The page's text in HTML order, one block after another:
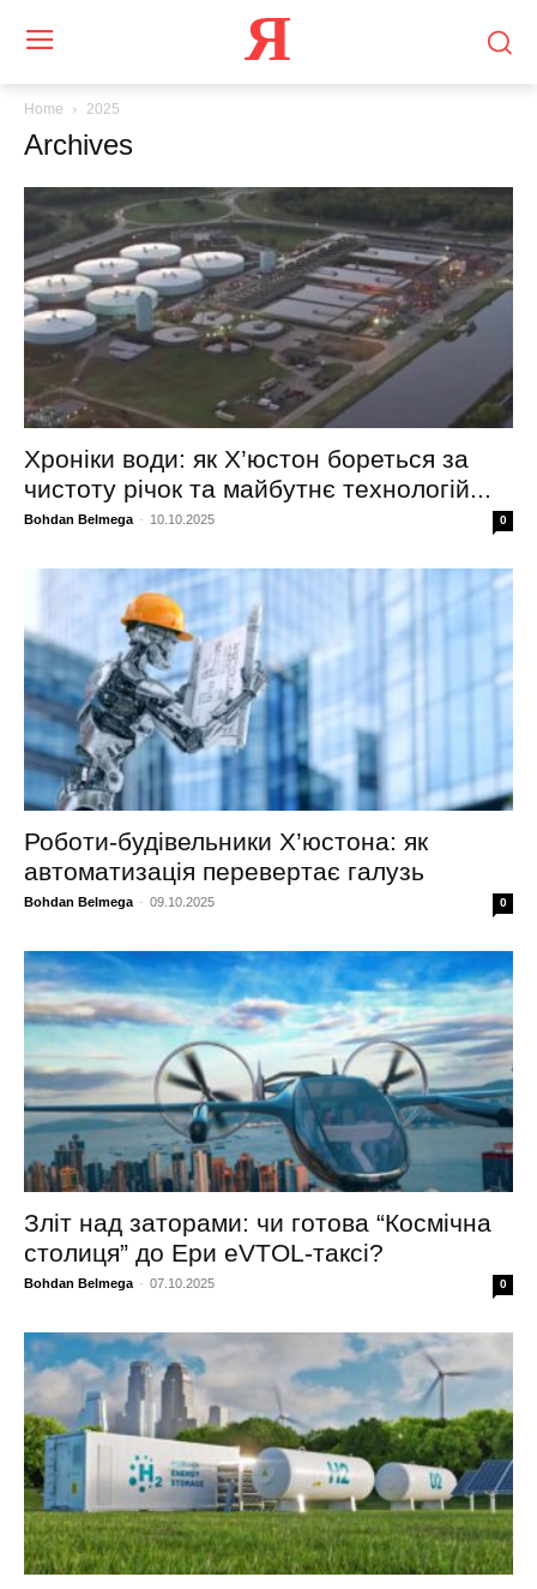
Я
Home 2025
Archives
Хроніки води: як Х’юстон бореться за
чистоту річок та майбутнє технологій...
Bohdan Belmega - 10.10.2025 0
Роботи-будівельники Х’юстона: як
автоматизація перевертає галузь
Bohdan Belmega - 09.10.2025 0
Зліт над заторами: чи готова “Космічна
столиця” до Ери eVTOL-таксі?
Bohdan Belmega - 07.10.2025 0